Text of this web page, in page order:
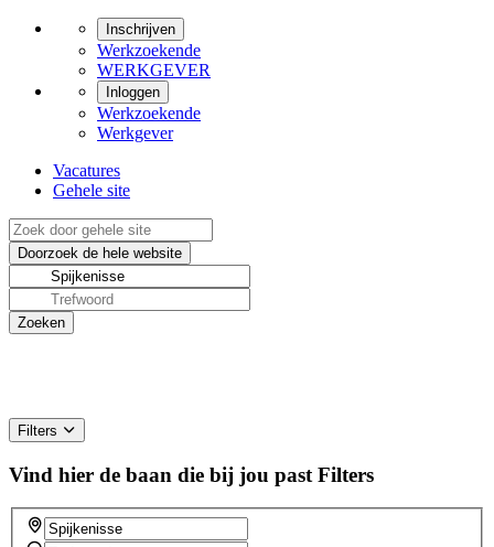
Inschrijven
Werkzoekende
WERKGEVER
Inloggen
Werkzoekende
Werkgever
Vacatures
Gehele site
Filters
Vind hier de baan die bij jou past Filters